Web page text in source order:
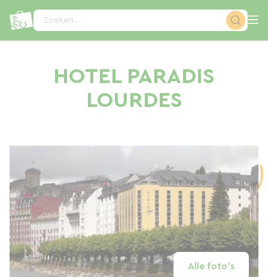
Zoeken...
HOTEL PARADIS
LOURDES
Alle foto's
Cookies beheer paneel